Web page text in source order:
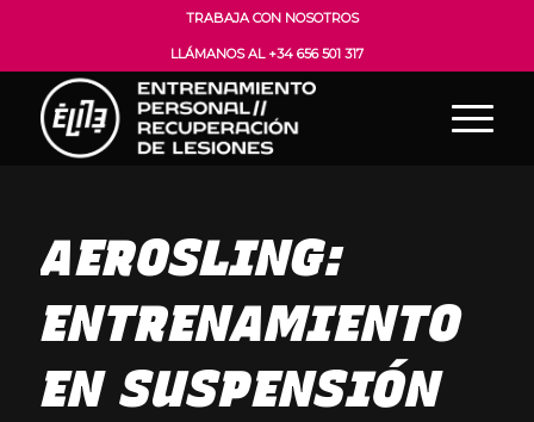
TRABAJA CON NOSOTROS
LLÁMANOS AL +34 656 501 317
AEROSLING:
ENTRENAMIENTO
EN SUSPENSIÓN